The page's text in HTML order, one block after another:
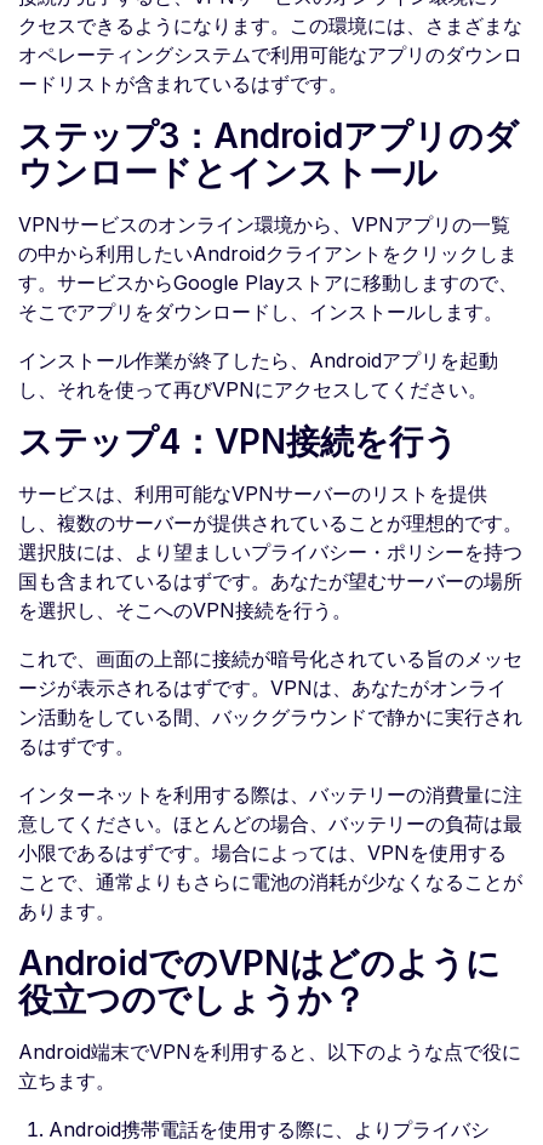
クセスできるようになります。この環境には、さまざまな
オペレーティングシステムで利用可能なアプリのダウンロ
ードリストが含まれているはずです。
ステップ3：Androidアプリのダ
ウンロードとインストール
VPNサービスのオンライン環境から、VPNアプリの一覧
の中から利用したいAndroidクライアントをクリックしま
す。サービスからGoogle Playストアに移動しますので、
そこでアプリをダウンロードし、インストールします。
インストール作業が終了したら、Androidアプリを起動
し、それを使って再びVPNにアクセスしてください。
ステップ4：VPN接続を行う
サービスは、利用可能なVPNサーバーのリストを提供
し、複数のサーバーが提供されていることが理想的です。
選択肢には、より望ましいプライバシー・ポリシーを持つ
国も含まれているはずです。あなたが望むサーバーの場所
を選択し、そこへのVPN接続を行う。
これで、画面の上部に接続が暗号化されている旨のメッセ
ージが表示されるはずです。VPNは、あなたがオンライ
ン活動をしている間、バックグラウンドで静かに実行され
るはずです。
インターネットを利用する際は、バッテリーの消費量に注
意してください。ほとんどの場合、バッテリーの負荷は最
小限であるはずです。場合によっては、VPNを使用する
ことで、通常よりもさらに電池の消耗が少なくなることが
あります。
AndroidでのVPNはどのように
役立つのでしょうか？
Android端末でVPNを利用すると、以下のような点で役に
立ちます。
Android携帯電話を使用する際に、よりプライバシ